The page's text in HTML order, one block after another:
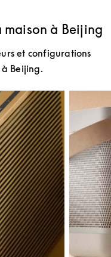
à Beijing
et configurations
Beijing.